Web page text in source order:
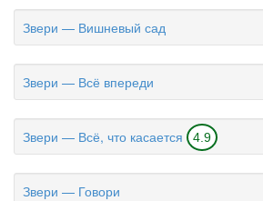
Звери — Вишневый сад
Звери — Всё впереди
Звери — Всё, что касается 4.9
Звери — Говори